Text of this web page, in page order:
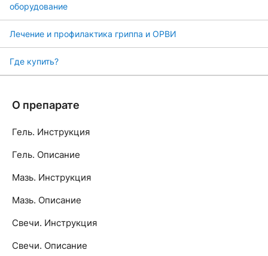
оборудование
Лечение и профилактика гриппа и ОРВИ
Где купить?
О препарате
Гель. Инструкция
Гель. Описание
Мазь. Инструкция
Мазь. Описание
Свечи. Инструкция
Свечи. Описание